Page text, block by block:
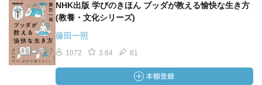
NHK出版 学びのきほん ブッダが教える愉快な生き方
(教養・文化シリーズ)
藤田一照
1072 3.64 81